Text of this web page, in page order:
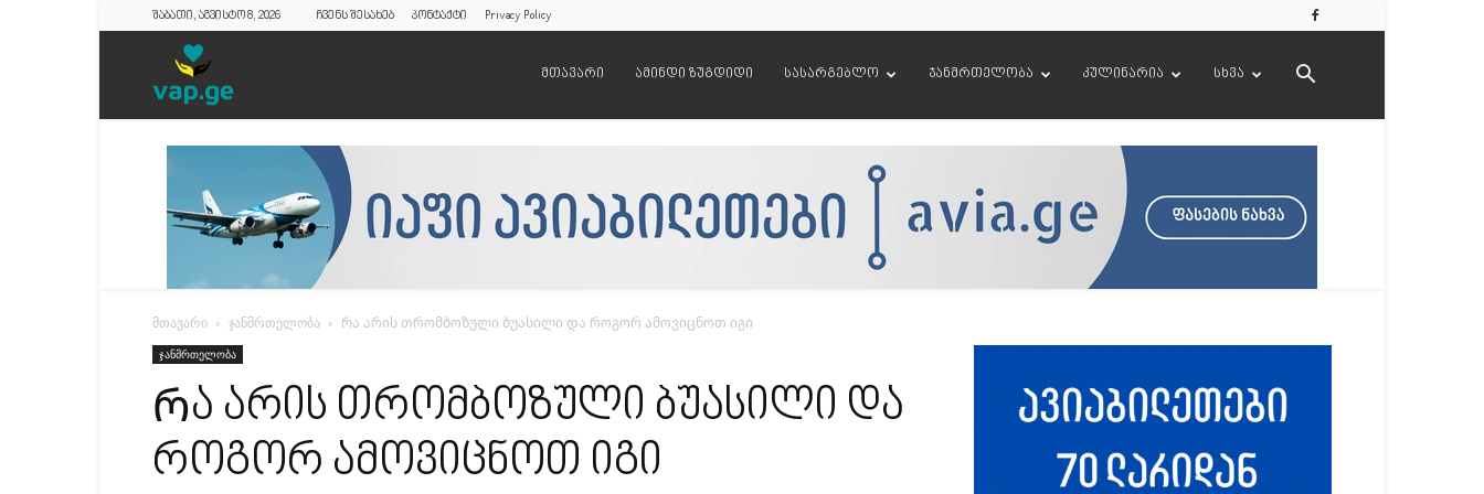
შაბათი, აგვისტო 8, 2026 ჩვენს შესახებ კონტაქტი Privacy Policy
მთავარი ამინდი ზუგდიდი სასარგებლო ჯანმრთელობა კულინარია სხვა
მთავარი ჯანმრთელობა Რა არის თრომბოზული ბუასილი და როგორ ამოვიცნოთ იგი
ჯანმრთელობა
Რა არის თრომბოზული ბუასილი და
როგორ ამოვიცნოთ იგი